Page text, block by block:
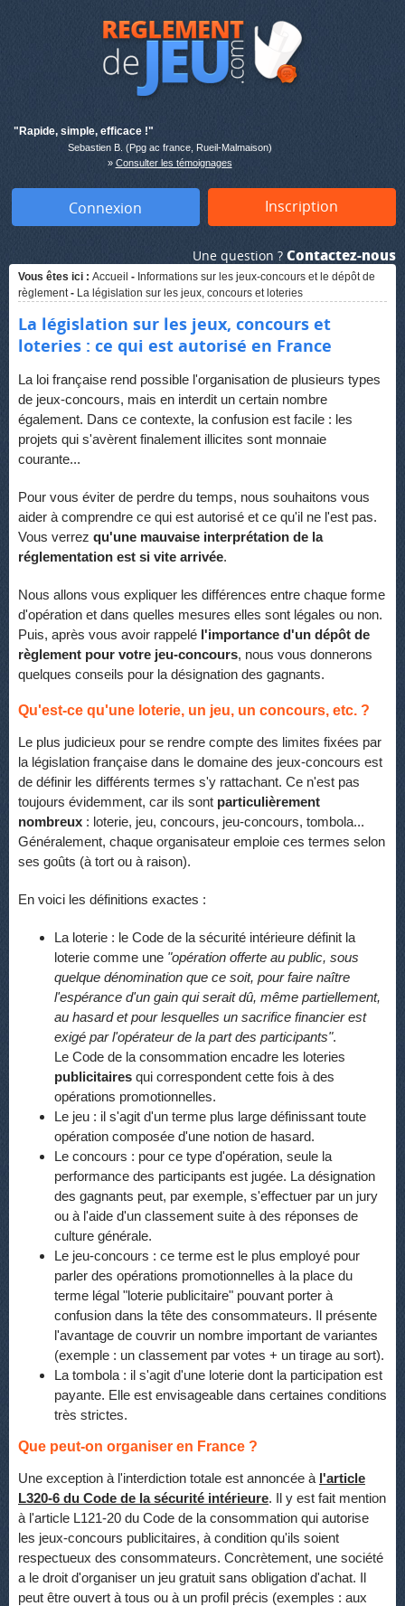
"Rapide, simple, efficace !"
Sebastien B. (Ppg ac france, Rueil-Malmaison)
» Consulter les témoignages
Inscription
Connexion
Une question ? Contactez-nous
Vous êtes ici : Accueil - Informations sur les jeux-concours et le dépôt de
règlement- La législation sur les jeux, concours et loteries
La législation sur les jeux, concours et
loteries : ce qui est autorisé en France
La loi française rend possible l'organisation de plusieurs types
de jeux-concours, mais en interdit un certain nombre
également. Dans ce contexte, la confusion est facile : les
projets qui s'avèrent finalement illicites sont monnaie
courante...
Pour vous éviter de perdre du temps, nous souhaitons vous
aider à comprendre ce qui est autorisé et ce qu'il ne l'est pas.
Vous verrez qu'une mauvaise interprétation de la
réglementation est si vite arrivée.
Nous allons vous expliquer les différences entre chaque forme
d'opération et dans quelles mesures elles sont légales ou non.
Puis, après vous avoir rappelé l'importance d'un dépôt de
règlement pour votre jeu-concours, nous vous donnerons
quelques conseils pour la désignation des gagnants.
Qu'est-ce qu'une loterie, un jeu, un concours, etc. ?
Le plus judicieux pour se rendre compte des limites fixées par
la législation française dans le domaine des jeux-concours est
de définir les différents termes s'y rattachant. Ce n'est pas
toujours évidemment, car ils sont particulièrement
nombreux : loterie, jeu, concours, jeu-concours, tombola...
Généralement, chaque organisateur emploie ces termes selon
ses goûts (à tort ou à raison).
En voici les définitions exactes :
La loterie : le Code de la sécurité intérieure définit la
loterie comme une "opération offerte au public, sous
quelque dénomination que ce soit, pour faire naître
l'espérance d'un gain qui serait dû, même partiellement,
au hasard et pour lesquelles un sacrifice financier est
exigé par l'opérateur de la part des participants".
Le Code de la consommation encadre les loteries
publicitaires qui correspondent cette fois à des
opérations promotionnelles.
Le jeu : il s'agit d'un terme plus large définissant toute
opération composée d'une notion de hasard.
Le concours : pour ce type d'opération, seule la
performance des participants est jugée. La désignation
des gagnants peut, par exemple, s'effectuer par un jury
ou à l'aide d'un classement suite à des réponses de
culture générale.
Le jeu-concours : ce terme est le plus employé pour
parler des opérations promotionnelles à la place du
terme légal "loterie publicitaire" pouvant porter à
confusion dans la tête des consommateurs. Il présente
l'avantage de couvrir un nombre important de variantes
(exemple : un classement par votes + un tirage au sort).
La tombola : il s'agit d'une loterie dont la participation est
payante. Elle est envisageable dans certaines conditions
très strictes.
Que peut-on organiser en France ?
Une exception à l'interdiction totale est annoncée à l'article
L320-6 du Code de la sécurité intérieure. Il y est fait mention
à l'article L121-20 du Code de la consommation qui autorise
les jeux-concours publicitaires, à condition qu'ils soient
respectueux des consommateurs. Concrètement, une société
a le droit d'organiser un jeu gratuit sans obligation d'achat. Il
peut être ouvert à tous ou à un profil précis (exemples : aux